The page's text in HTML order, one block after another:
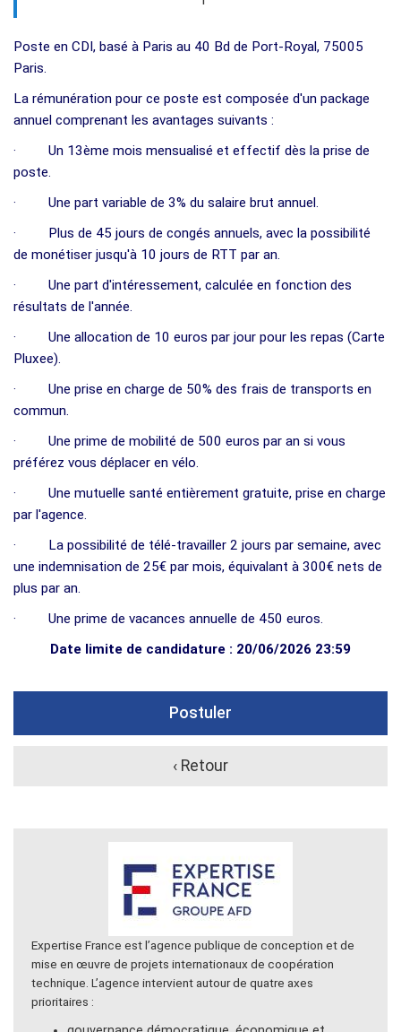
Poste en CDI, basé à Paris au 40 Bd de Port-Royal, 75005
Paris.
La rémunération pour ce poste est composée d'un package
annuel comprenant les avantages suivants :
· Un 13ème mois mensualisé et effectif dès la prise de
poste.
· Une part variable de 3% du salaire brut annuel.
· Plus de 45 jours de congés annuels, avec la possibilité
de monétiser jusqu'à 10 jours de RTT par an.
· Une part d'intéressement, calculée en fonction des
résultats de l'année.
· Une allocation de 10 euros par jour pour les repas (Carte
Pluxee).
· Une prise en charge de 50% des frais de transports en
commun.
· Une prime de mobilité de 500 euros par an si vous
préférez vous déplacer en vélo.
· Une mutuelle santé entièrement gratuite, prise en charge
par l'agence.
· La possibilité de télé-travailler 2 jours par semaine, avec
une indemnisation de 25€ par mois, équivalant à 300€ nets de
plus par an.
· Une prime de vacances annuelle de 450 euros.
Date limite de candidature : 20/06/2026 23:59
Postuler
‹ Retour
Expertise France est l’agence publique de conception et de
mise en œuvre de projets internationaux de coopération
technique. L’agence intervient autour de quatre axes
prioritaires :